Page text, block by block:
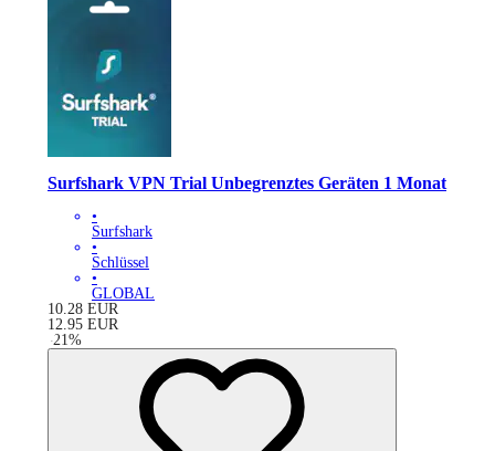
Surfshark VPN Trial Unbegrenztes Geräten 1 Monat
•
Surfshark
•
Schlüssel
•
GLOBAL
10.28 EUR
12.95 EUR
-21%